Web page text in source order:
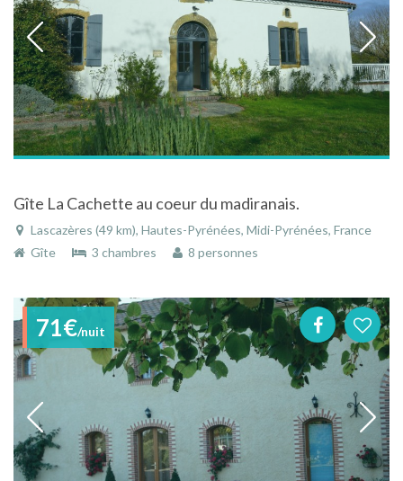
Gîte La Cachette au coeur du madiranais.
Lascazères (49 km), Hautes-Pyrénées, Midi-Pyrénées, France
Gîte
3 chambres 8 personnes
71€/nuit